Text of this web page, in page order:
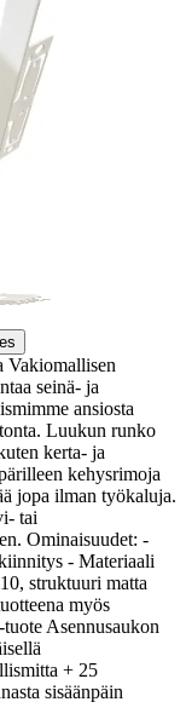
Vakiomallisen
seinä- ja
ansiosta
Luukun runko
kerta- ja
kehysrimoja
jopa ilman työkaluja.
tai
Ominaisuudet: -
- Materiaali
struktuuri matta
myös
Asennusaukon
+ 25
sisäänpäin